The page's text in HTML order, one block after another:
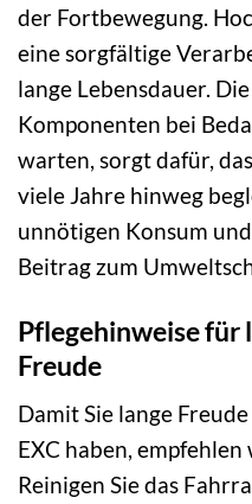
der Fortbewegung.
eine sorgfältige
lange Lebensdauer.
Komponenten bei
warten, sorgt dafür,
viele Jahre hinweg
unnötigen Konsum
Beitrag zum
Pflegehinweise für
Freude
Damit Sie lange
EXC haben,
Reinigen Sie das